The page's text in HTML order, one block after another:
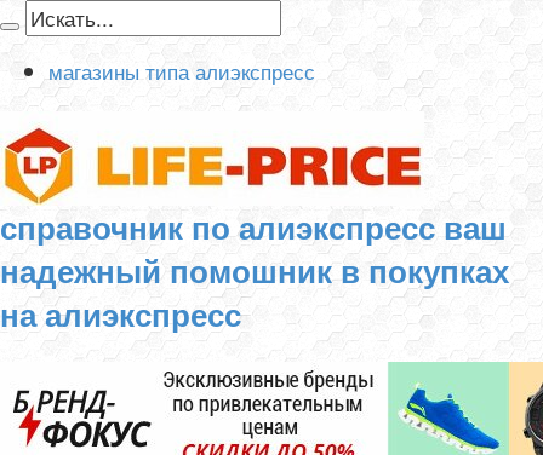
магазины типа алиэкспресс
справочник по алиэкспресс ваш
надежный помошник в покупках
на алиэкспресс